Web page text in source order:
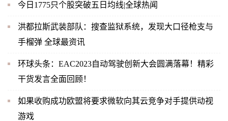
今日1775只个股突破五日均线|全球热闻
洪都拉斯武装部队：搜查监狱系统，发现大口径枪支与
手榴弹 全球最资讯
环球头条：EAC2023自动驾驶创新大会圆满落幕！精彩
干货发言全面回顾！
如果收购成功欧盟将要求微软向其云竞争对手提供动视
游戏